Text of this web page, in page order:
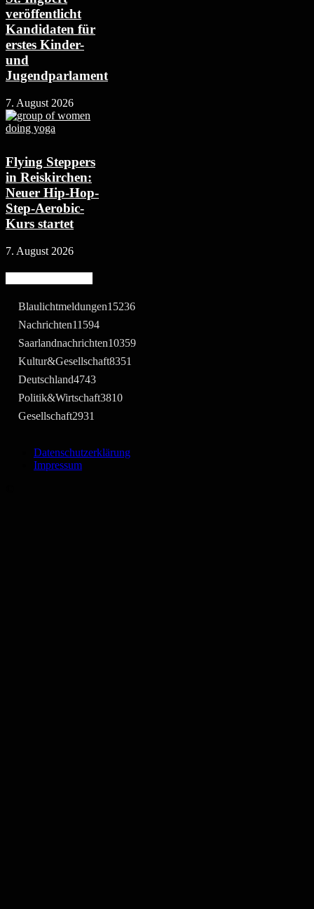
veröffentlicht
Kandidaten für
erstes Kinder-
und
Jugendparlament
7. August 2026
Flying Steppers
in Reiskirchen:
Neuer Hip-Hop-
Step-Aerobic-
Kurs startet
7. August 2026
Blaulichtmeldungen15236
Nachrichten11594
Saarlandnachrichten10359
Kultur&Gesellschaft8351
Deutschland4743
Politik&Wirtschaft3810
Gesellschaft2931
Datenschutzerklärung
Impressum